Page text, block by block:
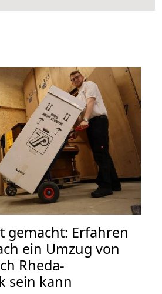
gemacht: Erfahren
ein Umzug von
Rheda-
sein kann